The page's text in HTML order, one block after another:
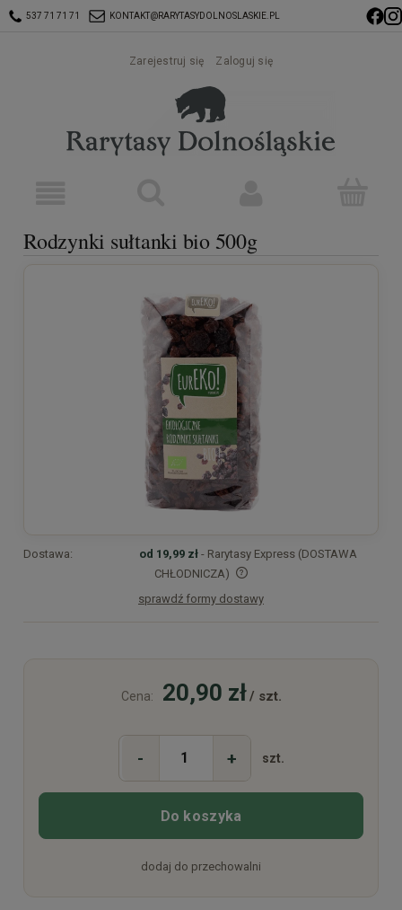
537 71 71 71 KONTAKT@RARYTASYDOLNOSLASKIE.PL
Zarejestruj się Zaloguj się
Rodzynki sułtanki bio 500g
Dostawa: od 19,99 zł - Rarytasy Express (DOSTAWA
CHŁODNICZA)
Cena nie zawiera ewentualnych kosztów płatności
sprawdź formy dostawy
Cena: 20,90 zł/ szt.
- + szt.
Do koszyka
dodaj do przechowalni